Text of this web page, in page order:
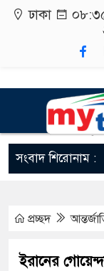
ঢাকা
সংবাদ শিরোনাম :
প্রচ্ছদ
ইরানের